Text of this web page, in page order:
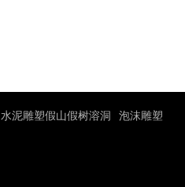
水泥雕塑假山假树溶洞
泡沫雕塑